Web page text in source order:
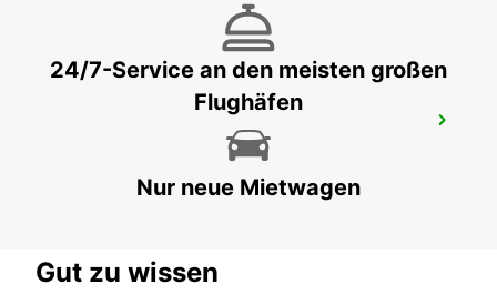
DARTFORD - UNITED KINGDOM
24/7-Service an den meisten großen
Flughäfen
Nur neue Mietwagen
Gut zu wissen